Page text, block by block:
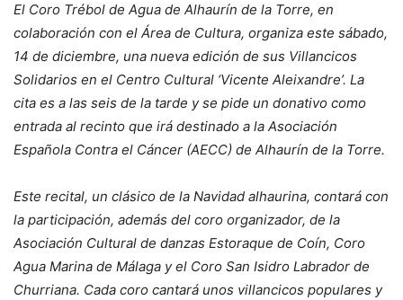
El Coro Trébol de Agua de Alhaurín de la Torre, en
colaboración con el Área de Cultura, organiza este sábado,
14 de diciembre, una nueva edición de sus Villancicos
Solidarios en el Centro Cultural ‘Vicente Aleixandre’. La
cita es a las seis de la tarde y se pide un donativo como
entrada al recinto que irá destinado a la Asociación
Española Contra el Cáncer (AECC) de Alhaurín de la Torre.
Este recital, un clásico de la Navidad alhaurina, contará con
la participación, además del coro organizador, de la
Asociación Cultural de danzas Estoraque de Coín, Coro
Agua Marina de Málaga y el Coro San Isidro Labrador de
Churriana. Cada coro cantará unos villancicos populares y